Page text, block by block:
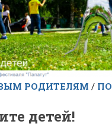
РОДИТЕЛЯМ /
детей!